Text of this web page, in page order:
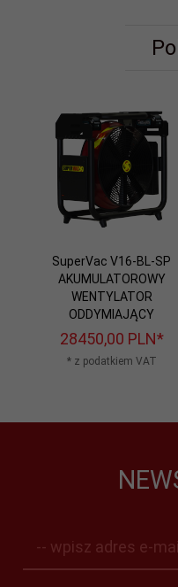
SuperVac V16-BL-SP
AKUMULATOROWY
WENTYLATOR
ODDYMIAJĄCY
28450,00 PLN*
* z podatkiem VAT
-- wpisz adres e-